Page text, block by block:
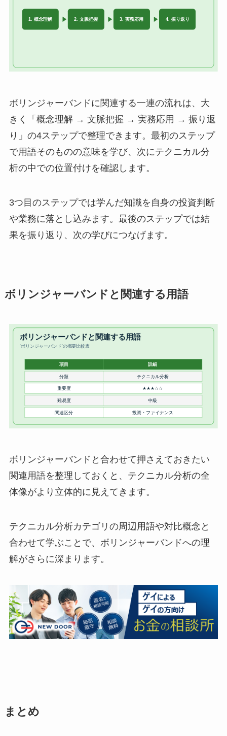
ボリンジャーバンドに関連する一連の流れは、大
きく「概念理解 → 文脈把握 → 実務応用 → 振り返
り」の4ステップで整理できます。最初のステップ
で用語そのものの意味を学び、次にテクニカル分
析の中での位置付けを確認します。
3つ目のステップでは学んだ知識を自身の投資判断
や業務に落とし込みます。最後のステップでは結
果を振り返り、次の学びにつなげます。
ボリンジャーバンドと関連する用語
ボリンジャーバンドと合わせて押さえておきたい
関連用語を整理しておくと、テクニカル分析の全
体像がより立体的に見えてきます。
テクニカル分析カテゴリの周辺用語や対比概念と
合わせて学ぶことで、ボリンジャーバンドへの理
解がさらに深まります。
まとめ